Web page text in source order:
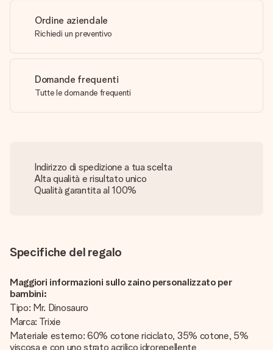
Ordine aziendale
Richiedi un preventivo
Domande frequenti
Tutte le domande frequenti
Indirizzo di spedizione a tua scelta
Alta qualità e risultato unico
Qualità garantita al 100%
Specifiche del regalo
Maggiori informazioni sullo zaino personalizzato per
bambini:
Tipo: Mr. Dinosauro
Marca: Trixie
Materiale esterno: 60% cotone riciclato, 35% cotone, 5%
viscosa e con uno strato acrilico idrorepellente